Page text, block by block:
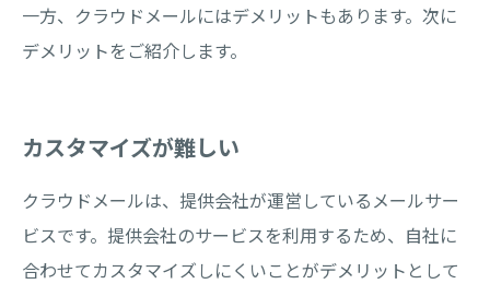
一方、クラウドメールにはデメリットもあります。次に
デメリットをご紹介します。
カスタマイズが難しい
クラウドメールは、提供会社が運営しているメールサー
ビスです。提供会社のサービスを利用するため、自社に
合わせてカスタマイズしにくいことがデメリットとして